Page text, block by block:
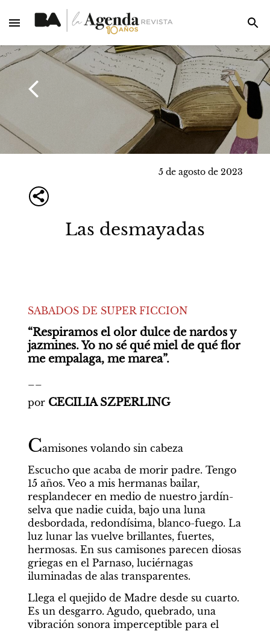
5 de agosto de 2023
Las desmayadas
SABADOS DE SUPER FICCION
“Respiramos el olor dulce de nardos y
jazmines. Yo no sé qué miel de qué flor
me empalaga, me marea”.
por CECILIA SZPERLING
Camisones volando sin cabeza
Escucho que acaba de morir padre. Tengo
15 años. Veo a mis hermanas bailar,
resplandecer en medio de nuestro jardín-
selva que nadie cuida, bajo una luna
desbordada, redondísima, blanco-fuego. La
luz lunar las vuelve brillantes, fuertes,
hermosas. En sus camisones parecen diosas
griegas en el Parnaso, luciérnagas
iluminadas de alas transparentes.
Llega el quejido de Madre desde su cuarto.
Es un desgarro. Agudo, quebrado, una
vibración sonora imperceptible para el